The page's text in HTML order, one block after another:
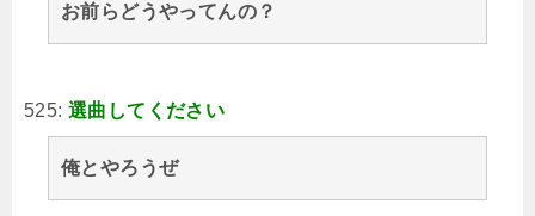
お前らどうやってんの？
525: 選曲してください
俺とやろうぜ